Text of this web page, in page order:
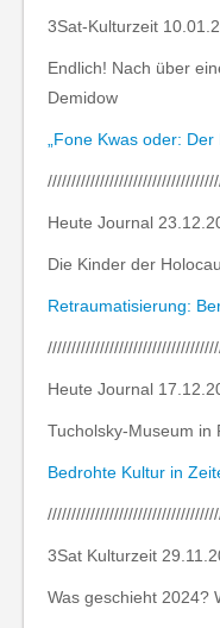
3Sat-Kulturzeit
Endlich! Nach über
Demidow
„Fone Kwas oder:
Heute Journal
Die Kinder der
Retraumatisierung:
Heute Journal
Tucholsky-Museum in
Bedrohte Kultur in
3Sat Kulturzeit
Was geschieht 2024?